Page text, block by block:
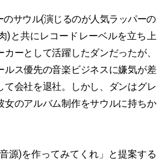
サウル(演じるのが人気ラッパーの
)と共にレコードレーベルを立ち上
ーとして活躍したダンだったが、
ルス優先の音楽ビジネスに嫌気が差
て会社を退社。しかし、ダンはグレ
女のアルバム制作をサウルに持ちか
源)を作ってみてくれ」と提案する